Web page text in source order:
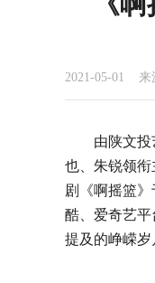
2021-05-01 来
由陕文
也、朱锐领
剧《啊摇篮》
酷、爱奇艺平
提及的峥嵘岁